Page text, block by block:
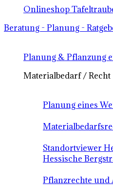
Onlineshop
Beratung - Planung -
Planung & Pflanzung
Materialbedarf / Recht
Planung eines
Standortviewer
Hessische
Pflanzrechte und